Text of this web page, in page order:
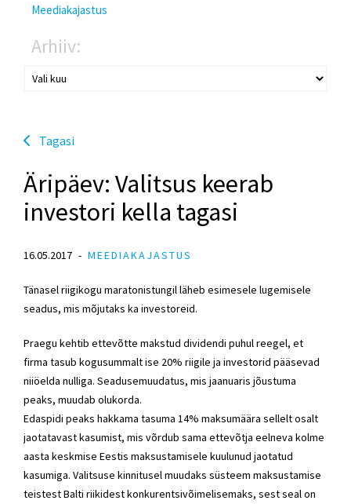
Meediakajastus
Arhiiv:
Tagasi
Äripäev: Valitsus keerab
investori kella tagasi
16.05.2017 MEEDIAKAJASTUS
Tänasel riigikogu maratonistungil läheb esimesele lugemisele
seadus, mis mõjutaks ka investoreid.
Praegu kehtib ettevõtte makstud dividendi puhul reegel, et
firma tasub kogusummalt ise 20% riigile ja investorid pääsevad
niiöelda nulliga. Seadusemuudatus, mis jaanuaris jõustuma
peaks, muudab olukorda.
Edaspidi peaks hakkama tasuma 14% maksumäära sellelt osalt
jaotatavast kasumist, mis võrdub sama ettevõtja eelneva kolme
aasta keskmise Eestis maksustamisele kuulunud jaotatud
kasumiga. Valitsuse kinnitusel muudaks süsteem maksustamise
teistest Balti riikidest konkurentsivõimelisemaks, sest seal on